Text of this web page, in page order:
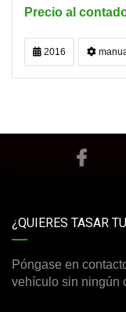
2016
¿QUIERES TASAR
Póngase en
vehículo sin ningún